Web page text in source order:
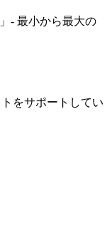
- 最小から最大の
をサポートしてい